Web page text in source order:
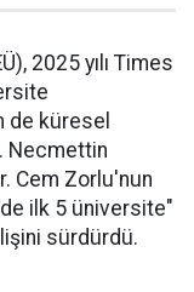
2025 yılı Times
de küresel
Necmettin
Cem Zorlu'nun
ilk 5 üniversite"
sürdürdü.